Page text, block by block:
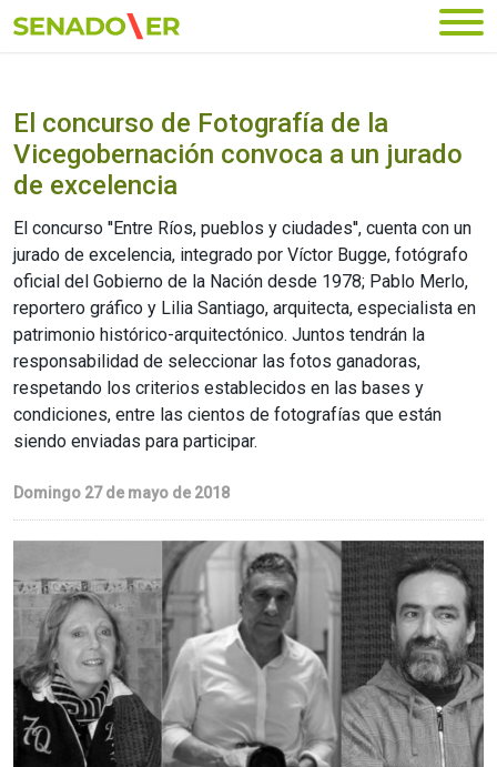
Ir al menú principal
El concurso de Fotografía de la
Vicegobernación convoca a un jurado
de excelencia
El concurso ''Entre Ríos, pueblos y ciudades'', cuenta con un
jurado de excelencia, integrado por Víctor Bugge, fotógrafo
oficial del Gobierno de la Nación desde 1978; Pablo Merlo,
reportero gráfico y Lilia Santiago, arquitecta, especialista en
patrimonio histórico-arquitectónico. Juntos tendrán la
responsabilidad de seleccionar las fotos ganadoras,
respetando los criterios establecidos en las bases y
condiciones, entre las cientos de fotografías que están
siendo enviadas para participar.
Domingo 27 de mayo de 2018